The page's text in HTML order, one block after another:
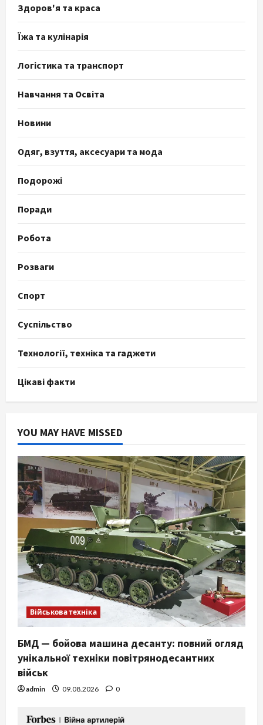
Здоров'я та краса
Їжа та кулінарія
Логістика та транспорт
Навчання та Освіта
Новини
Одяг, взуття, аксесуари та мода
Подорожі
Поради
Робота
Розваги
Спорт
Суспільство
Технології, техніка та гаджети
Цікаві факти
YOU MAY HAVE MISSED
Військова техніка
БМД — бойова машина десанту: повний огляд
унікальної техніки повітрянодесантних
військ
admin 09.08.2026 0